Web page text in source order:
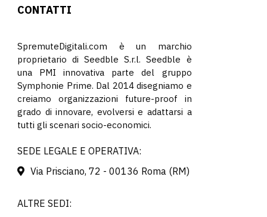
CONTATTI
SpremuteDigitali.com è un marchio
proprietario di Seedble S.r.l. Seedble è
una PMI innovativa parte del gruppo
Symphonie Prime. Dal 2014 disegniamo e
creiamo organizzazioni future-proof in
grado di innovare, evolversi e adattarsi a
tutti gli scenari socio-economici.
SEDE LEGALE E OPERATIVA:
Via Prisciano, 72 - 00136 Roma (RM)
ALTRE SEDI: